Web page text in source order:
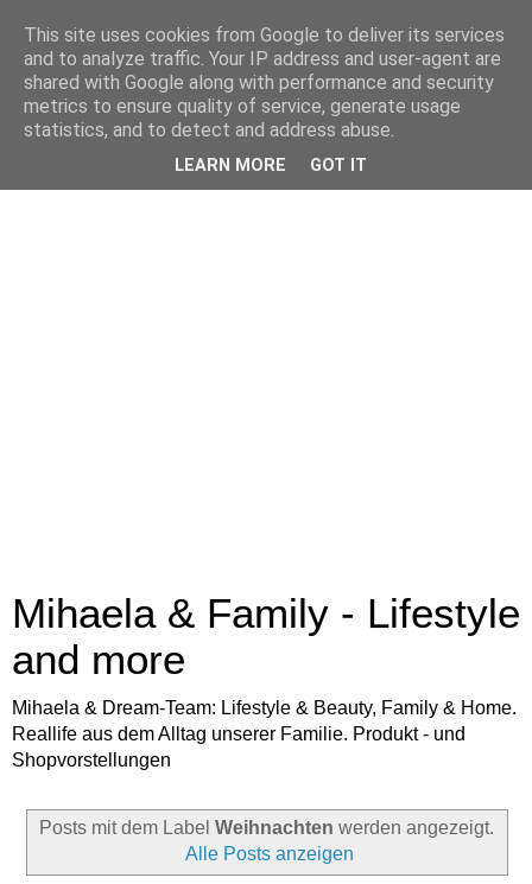
Mihaela & Family - Lifestyle
and more
Mihaela & Dream-Team: Lifestyle & Beauty, Family & Home.
Reallife aus dem Alltag unserer Familie. Produkt - und
Shopvorstellungen
Posts mit dem Label Weihnachten werden angezeigt.
Alle Posts anzeigen
This site uses cookies from Google to deliver its services
and to analyze traffic. Your IP address and user-agent are
shared with Google along with performance and security
metrics to ensure quality of service, generate usage
statistics, and to detect and address abuse.
LEARN MORE GOT IT